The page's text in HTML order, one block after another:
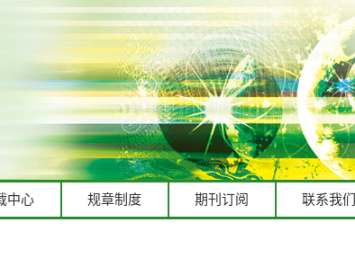
中心 规章制度 期刊订阅 联系我们